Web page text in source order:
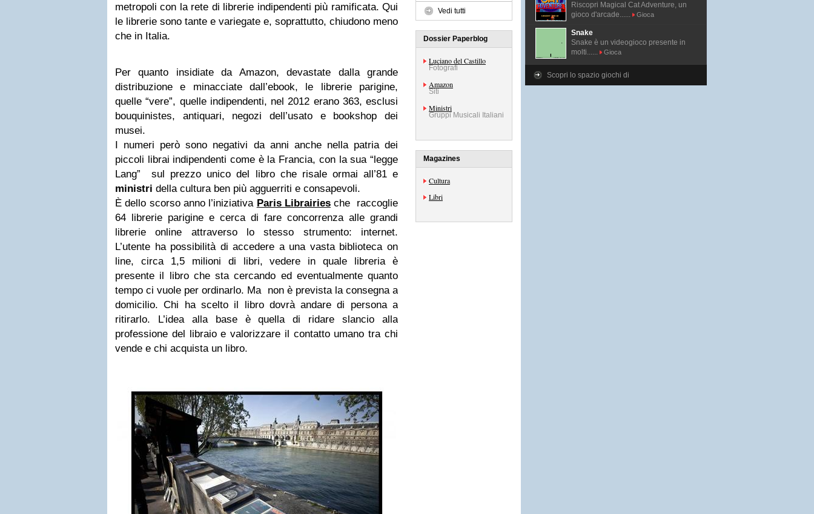
metropoli con la rete di librerie indipendenti più ramificata. Qui
le librerie sono tante e variegate e, soprattutto, chiudono meno
che in Italia.
Per quanto insidiate da Amazon, devastate dalla grande
distribuzione e minacciate dall’ebook, le librerie parigine,
quelle “vere”, quelle indipendenti, nel 2012 erano 363, esclusi
bouquinistes, antiquari, negozi dell’usato e bookshop dei
musei.
I numeri però sono negativi da anni anche nella patria dei
piccoli librai indipendenti come è la Francia, con la sua “legge
Lang” sul prezzo unico del libro che risale ormai all’81 e
ministri della cultura ben più agguerriti e consapevoli.
È dello scorso anno l’iniziativa Paris Librairies che raccoglie
64 librerie parigine e cerca di fare concorrenza alle grandi
librerie online attraverso lo stesso strumento: internet.
L’utente ha possibilità di accedere a una vasta biblioteca on
line, circa 1,5 milioni di libri, vedere in quale libreria è
presente il libro che sta cercando ed eventualmente quanto
tempo ci vuole per ordinarlo. Ma non è prevista la consegna a
domicilio. Chi ha scelto il libro dovrà andare di persona a
ritirarlo. L’idea alla base è quella di ridare slancio alla
professione del libraio e valorizzare il contatto umano tra chi
vende e chi acquista un libro.
Vedi tutti
Dossier Paperblog
Luciano del Castillo
Fotografi
Amazon
Siti
Ministri
Gruppi Musicali Italiani
Magazines
Cultura
Libri
Riscopri Magical Cat Adventure, un
gioco d'arcade......
Gioca
Snake
Snake è un videogioco presente in
molti......
Gioca
Scopri lo spazio giochi di